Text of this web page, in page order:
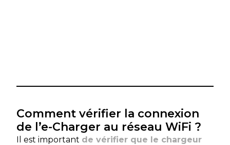
Comment vérifier la connexion
de l’e-Charger au réseau WiFi ?
Il est important de vérifier que le chargeur